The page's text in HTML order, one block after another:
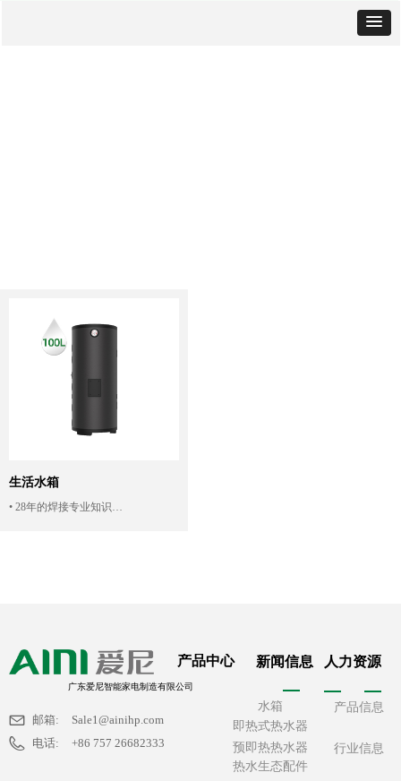
生活水箱
• 28年的焊接专业知识
广东爱尼智能家电制造有限公司
产品中心
水箱
即热式热水器
预即热热水器
热水生态配件
新闻信息
产品信息
行业信息
人力资源
邮箱:
Sale1@ainihp.com
电话:
+86 757 26682333